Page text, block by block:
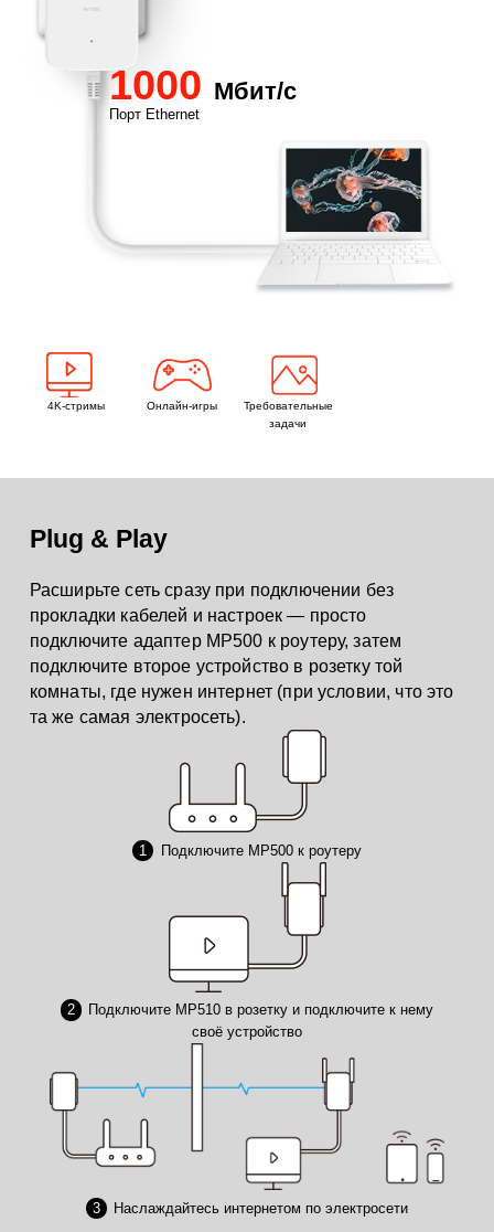
1000 Мбит/с
Порт Ethernet
4K-стримы Онлайн-игры
Требовательные
задачи
Plug & Play
Расширьте сеть сразу при подключении без
прокладки кабелей и настроек — просто
подключите адаптер MP500 к роутеру, затем
подключите второе устройство в розетку той
комнаты, где нужен интернет (при условии, что это
та же самая электросеть).
1 Подключите MP500 к роутеру
2
Подключите MP510 в розетку и подключите к нему
своё устройство
3 Наслаждайтесь интернетом по электросети